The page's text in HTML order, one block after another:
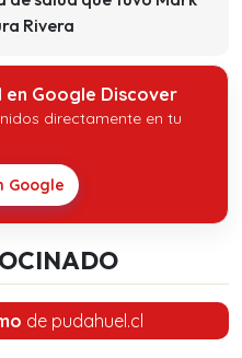
Rivera
en Google Discover
directamente en tu
Google
de pudahuel.cl